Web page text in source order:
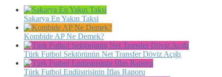
Sakarya En Yakın Taksi
Kombide AP Ne Demek?
Türk Futbol Sektörünün Net Transfer Döviz Açığı
Türk Futbol Endüstrisinin İflas Raporu